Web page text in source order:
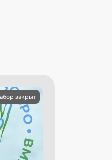
закрыт